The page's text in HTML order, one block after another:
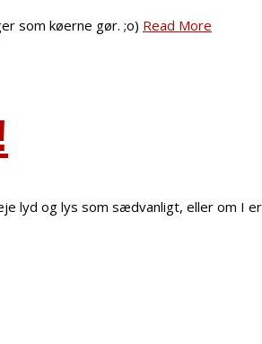
som køerne gør. ;o) Read More
lyd og lys som sædvanligt, eller om I